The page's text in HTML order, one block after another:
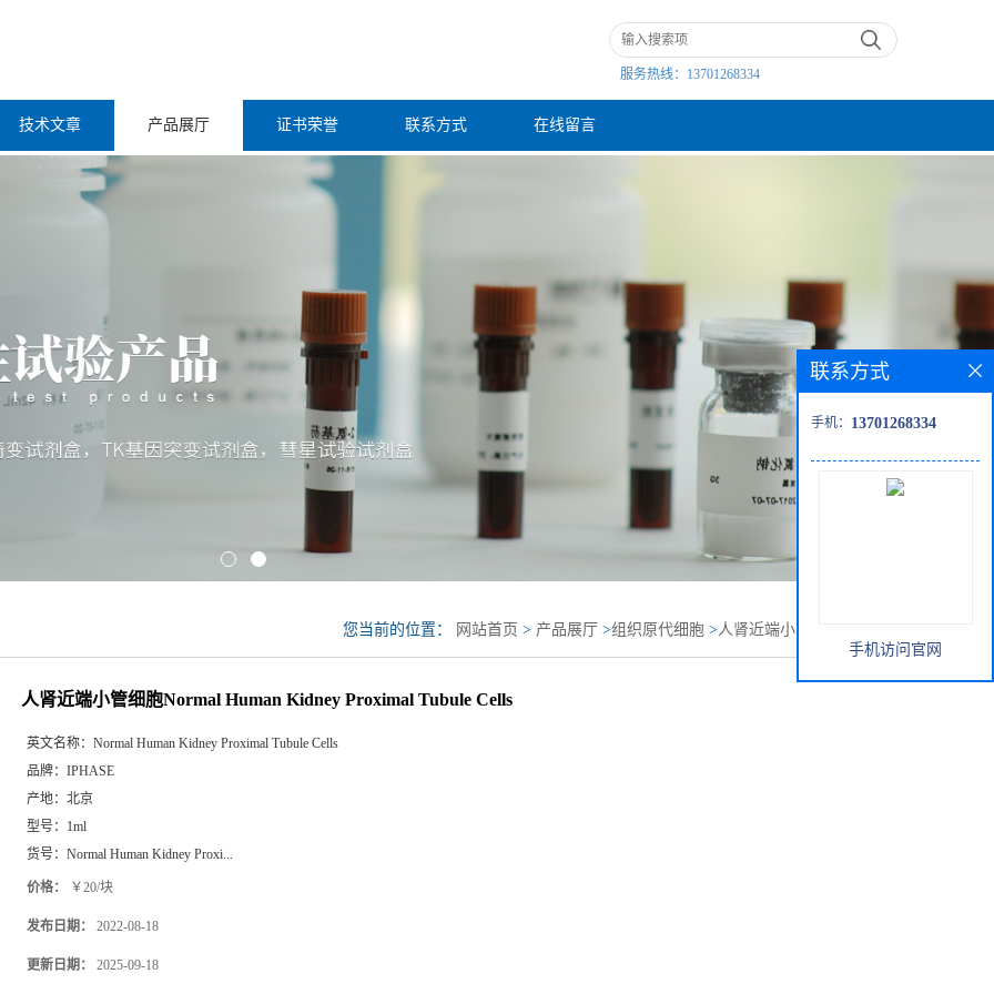
服务热线： 13701268334
技术文章 产品展厅 证书荣誉 联系方式 在线留言
您当前的位置： 网站首页 > 产品展厅 >组织原代细胞 >人肾近端小管细胞Normal
人肾近端小管细胞Normal Human Kidney Proximal Tubule Cells
英文名称： Normal Human Kidney Proximal Tubule Cells
品牌： IPHASE
产地： 北京
型号： 1ml
货号： Normal Human Kidney Proxi...
价格： ￥20/块
发布日期： 2022-08-18
更新日期： 2025-09-18
联系方式
手机： 13701268334
手机访问官网